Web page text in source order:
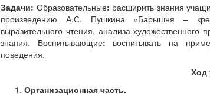
Задачи: Образовательные: расширить знания
произведению А.С. Пушкина «Барышня –
выразительного чтения, анализа
знания.
Воспитывающие: воспитывать на
поведения.
Ход
Организационная часть.